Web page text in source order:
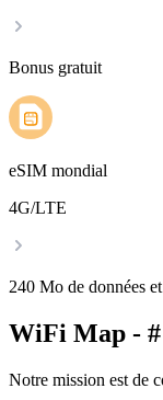
Bonus gratuit
eSIM mondial
4G/LTE
240 Mo de données
WiFi Map -
Notre mission est de